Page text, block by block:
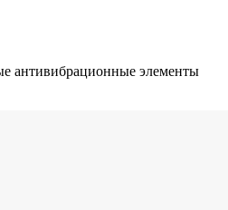
антивибрационные элементы